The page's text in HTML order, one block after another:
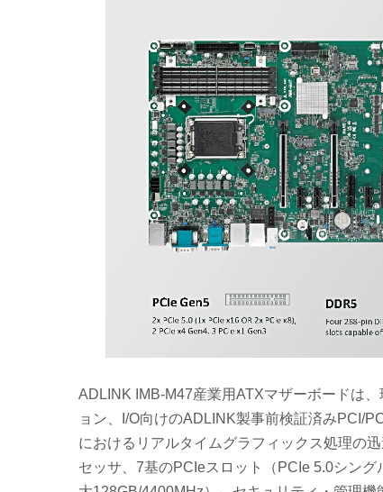
ADLINK IMB-M47産業用ATXマザーボードは
ョン、I/O向けのADLINK製事前検証済みPCI/
におけるリアルタイムグラフィックス処理の
セッサ、7基のPCIeスロット（PCIe 5.0シン